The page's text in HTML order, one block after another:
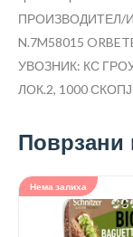
ПРОИЗВОДИТЕЛ/
N.7M58015
УВОЗНИК: КС
ЛОК.2, 1000
Поврзани
Нема залиха